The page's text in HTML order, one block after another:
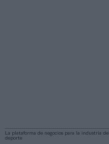
La plataforma de negocios para la industria del
deporte